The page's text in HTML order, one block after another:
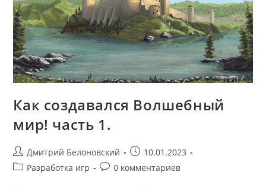
Как создавался Волшебный
мир! часть 1.
Post
author:
Дмитрий Белоновский
Запись
опубликована:
10.01.2023
PostРазработка игр
Post0 комментариев